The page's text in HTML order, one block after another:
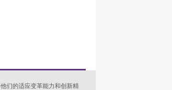
们的适应变革能力和创新精